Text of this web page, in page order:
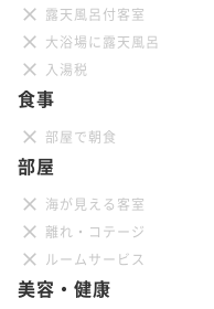
【キャッシュレス決済
～ジルスチュアートバ
き）
朝食付き
ポイントアップ
【キャッシュレス決済
でお得プラン（食事なし
露天風呂付客室
大浴場に露天風呂
入湯税
食事
部屋で朝食
部屋
海が見える客室
離れ・コテージ
ルームサービス
美容・健康